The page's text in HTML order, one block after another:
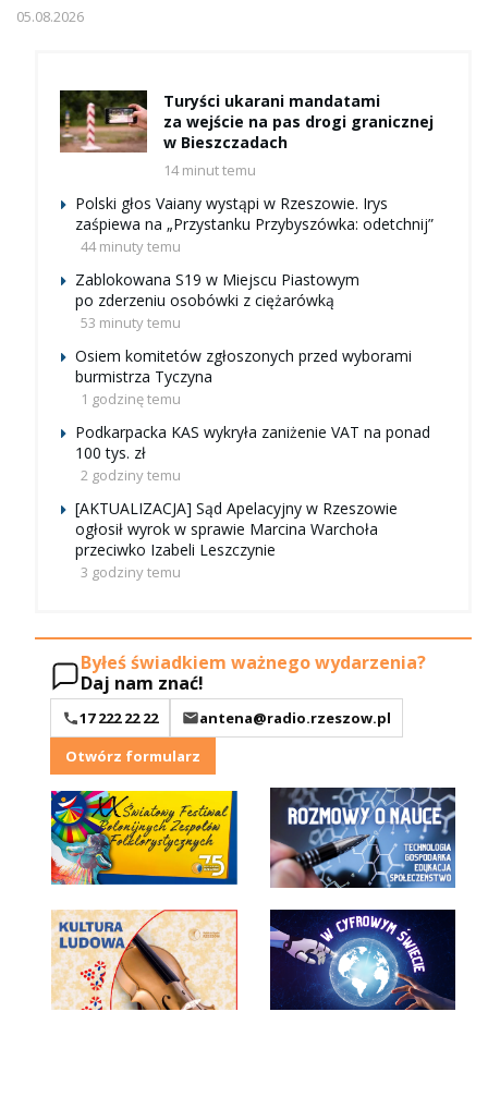
05.08.2026
Turyści ukarani mandatami
za wejście na pas drogi granicznej
w Bieszczadach
14 minut temu
Polski głos Vaiany wystąpi w Rzeszowie. Irys
zaśpiewa na „Przystanku Przybyszówka: odetchnij”
44 minuty temu
Zablokowana S19 w Miejscu Piastowym
po zderzeniu osobówki z ciężarówką
53 minuty temu
Osiem komitetów zgłoszonych przed wyborami
burmistrza Tyczyna
1 godzinę temu
Podkarpacka KAS wykryła zaniżenie VAT na ponad
100 tys. zł
2 godziny temu
[AKTUALIZACJA] Sąd Apelacyjny w Rzeszowie
ogłosił wyrok w sprawie Marcina Warchoła
przeciwko Izabeli Leszczynie
3 godziny temu
Byłeś świadkiem ważnego wydarzenia?
Daj nam znać!
17 222 22 22
antena@radio.rzeszow.pl
Otwórz formularz